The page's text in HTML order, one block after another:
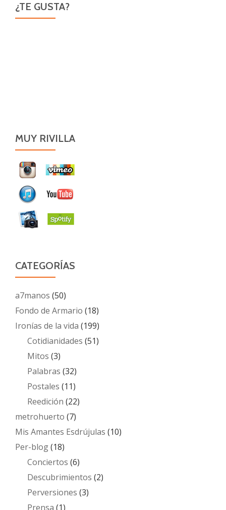
¿TE GUSTA?
MUY RIVILLA
CATEGORÍAS
a7manos (50)
Fondo de Armario (18)
Ironías de la vida (199)
Cotidianidades (51)
Mitos (3)
Palabras (32)
Postales (11)
Reedición (22)
metrohuerto (7)
Mis Amantes Esdrújulas (10)
Per-blog(18)
Conciertos (6)
Descubrimientos (2)
Perversiones (3)
Prensa (1)